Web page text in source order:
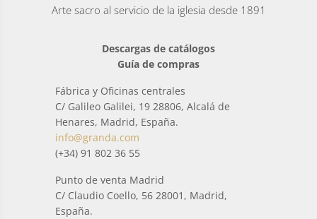
Arte sacro al servicio de la iglesia desde 1891
Descargas de catálogos
Guía de compras
Fábrica y Oficinas centrales
C/ Galileo Galilei, 19 28806, Alcalá de
Henares, Madrid, España.
info@granda.com
(+34) 91 802 36 55
Punto de venta Madrid
C/ Claudio Coello, 56 28001, Madrid,
España.